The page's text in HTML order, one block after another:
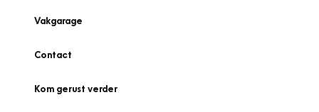
Vakgarage
Contact
Kom gerust verder